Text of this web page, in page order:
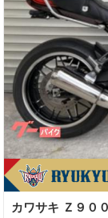
カワサキ Ｚ９０